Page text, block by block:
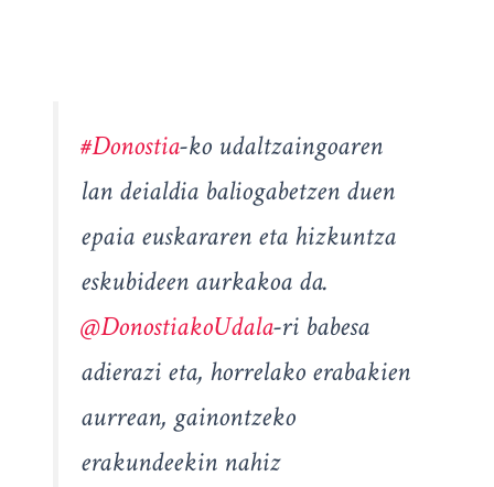
#Donostia-ko udaltzaingoaren
lan deialdia baliogabetzen duen
epaia euskararen eta hizkuntza
eskubideen aurkakoa da.
@DonostiakoUdala-ri babesa
adierazi eta, horrelako erabakien
aurrean, gainontzeko
erakundeekin nahiz